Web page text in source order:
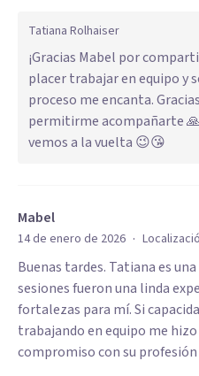
Tatiana Rolhaiser
¡Gracias Mabel por
placer trabajar en equipo y
proceso me encanta.
permitirme acompañarte
vemos a la vuelta 😉😘
Mabel
14 de enero de 2026 ·
Buenas tardes. Tatiana es
sesiones fueron una linda
fortalezas para mí. Si
trabajando en equipo me
compromiso con su profesión